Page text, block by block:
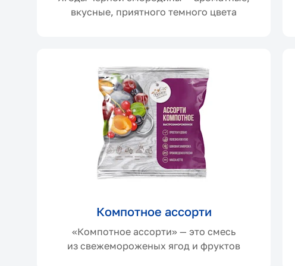
вкусные, приятного темного цвета
Компотное ассорти
«Компотное ассорти» — это смесь
из свежемороженых ягод и фруктов